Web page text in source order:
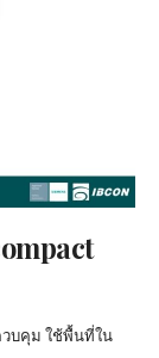
บคุม ใช้พื้นที่ใน